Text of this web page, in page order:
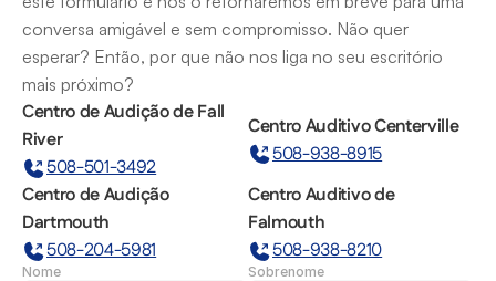
conversa amigável e sem compromisso. Não quer
esperar? Então, por que não nos liga no seu escritório
mais próximo?
Centro de Audição de Fall
River
508-501-3492
Centro Auditivo Centerville
508-938-8915
Centro de Audição
Dartmouth
508-204-5981
Centro Auditivo de
Falmouth
508-938-8210
Nome Sobrenome